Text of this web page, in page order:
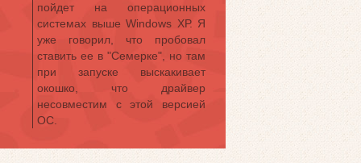
пойдет на операционных
системах выше Windows ХР. Я
уже говорил, что пробовал
ставить ее в "Семерке", но там
при запуске выскакивает
окошко, что драйвер
несовместим с этой версией
ОС.